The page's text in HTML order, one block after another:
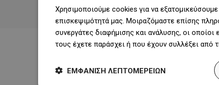
Χρησιμοποιούμε cookies για να
επισκεψιμότητά μας. Μοιραζόμαστε επίσης
συνεργάτες διαφήμισης και ανάλυσης, οι
τους έχετε παράσχει ή που έχουν συλλέξει
ΕΜΦΆΝΙΣΗ ΛΕΠΤΟΜΕΡΕΙΏΝ